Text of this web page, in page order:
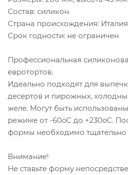
Состав: силикон
Страна происхождения: Италия
Срок годности: не ограничен
Профессиональная
евротортов.
Идеально подходят для
десертов и пирожных,
желе. Могут быть
режиме от -60oС до +230oС.
формы необходимо
Внимание!
Не ставьте форму